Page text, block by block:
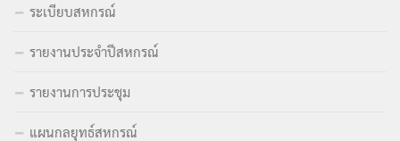
ระเบียบสหกรณ์
รายงานประจำปีสหกรณ์
รายงานการประชุม
แผนกลยุทธ์สหกรณ์